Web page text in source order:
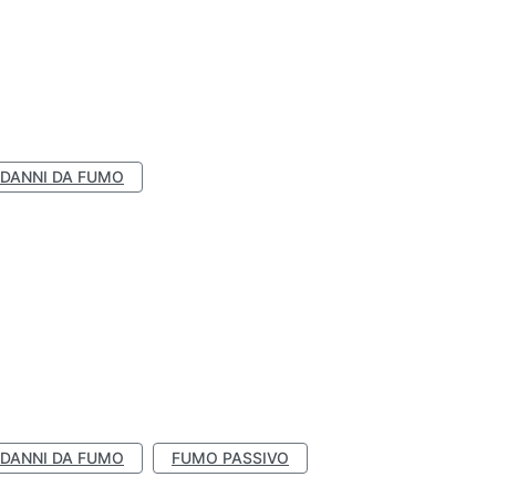
DANNI DA FUMO
DANNI DA FUMO FUMO PASSIVO